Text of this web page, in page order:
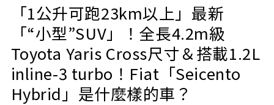
「1公升可跑23km以上」最新
「“小型”SUV」！全長4.2m級
Toyota Yaris Cross尺寸＆搭載1.2L
inline-3 turbo！Fiat「Seicento
Hybrid」是什麼樣的車？